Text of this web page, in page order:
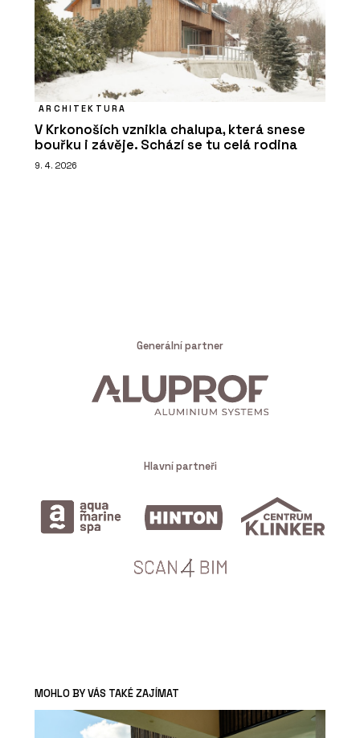
ARCHITEKTURA
V Krkonoších vznikla chalupa, která snese
bouřku i závěje. Schází se tu celá rodina
9. 4. 2026
Generální partner
Hlavní partneři
MOHLO BY VÁS TAKÉ ZAJÍMAT